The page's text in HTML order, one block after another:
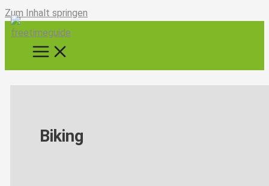
Zum Inhalt springen
Biking